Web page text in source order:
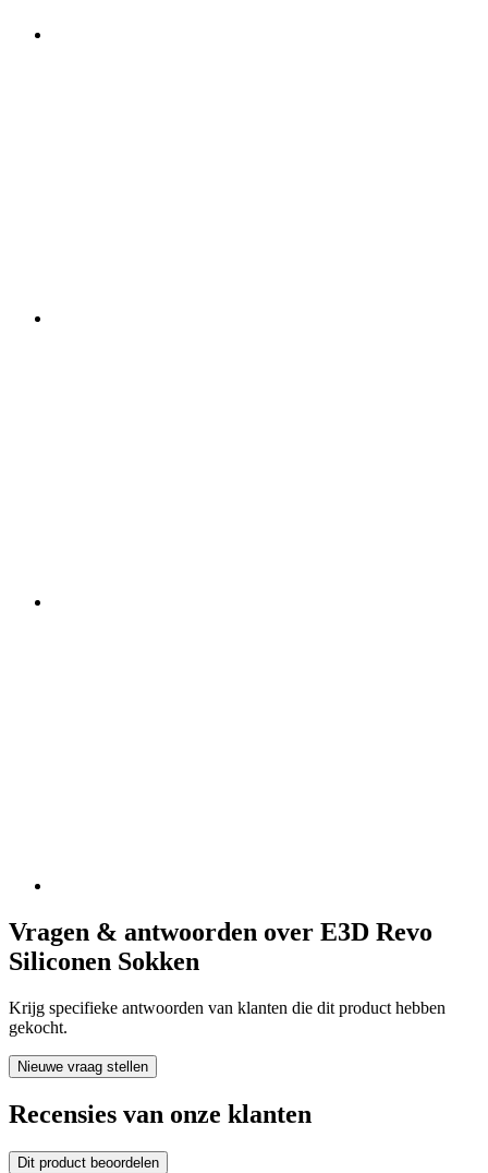
Vragen & antwoorden over E3D Revo
Siliconen Sokken
Krijg specifieke antwoorden van klanten die dit product hebben
gekocht.
Nieuwe vraag stellen
Recensies van onze klanten
Dit product beoordelen